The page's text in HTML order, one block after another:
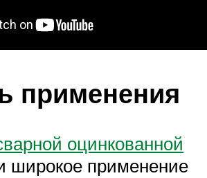
применения
оцинкованной
широкое применение